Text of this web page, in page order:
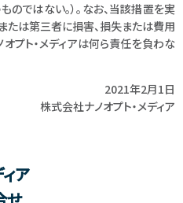
ではない。）。なお、当該措置を実
たは第三者に損害、損失または費用
プト・メディアは何ら責任を負わな
2021年2月1日
株式会社ナノオプト・メディア
ア